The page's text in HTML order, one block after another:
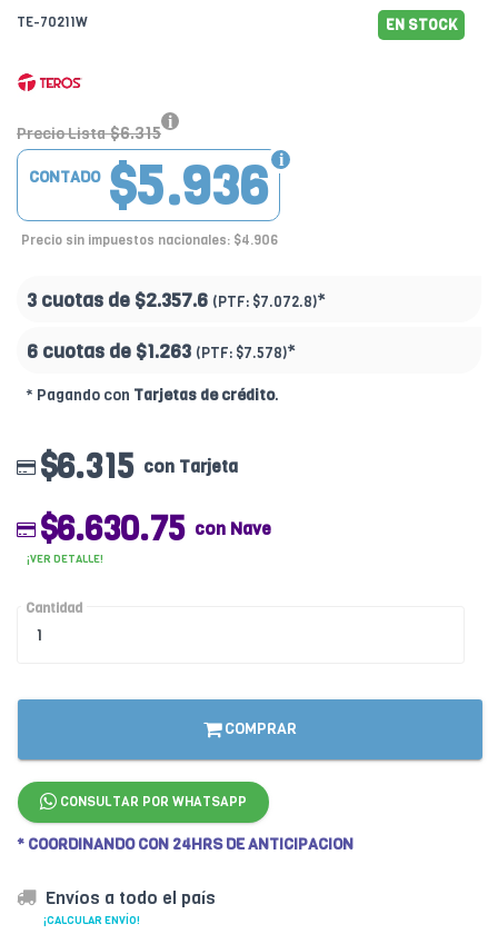
TE-70211W EN STOCK
Precio Lista $6.315
$5.936
CONTADO
Precio sin impuestos nacionales: $4.906
3 cuotas de $2.357.6 (PTF: $7.072.8)*
6 cuotas de $1.263 (PTF: $7.578)*
* Pagando con Tarjetas de crédito.
$6.315 con Tarjeta
$6.630.75 con Nave
¡VER DETALLE!
Cantidad
COMPRAR
CONSULTAR POR WHATSAPP
* COORDINANDO CON 24HRS DE ANTICIPACION
Envíos a todo el país
¡CALCULAR ENVÍO!